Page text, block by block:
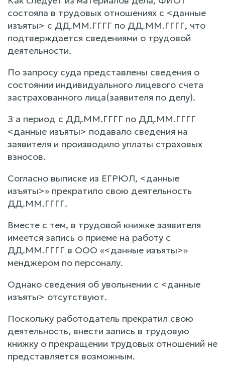
состояла в трудовых отношениях с <данные
изъяты> с ДД.ММ.ГГГГ по ДД.ММ.ГГГГ, что
подтверждается сведениями о трудовой
деятельности.
По запросу суда представлены сведения о
состоянии индивидуального лицевого счета
застрахованного лица(заявителя по делу).
З а период с ДД.ММ.ГГГГ по ДД.ММ.ГГГГ
<данные изъяты> подавало сведения на
заявителя и производило уплаты страховых
взносов.
Согласно выписке из ЕГРЮЛ, <данные
изъяты>» прекратило свою деятельность
ДД.ММ.ГГГГ.
Вместе с тем, в трудовой книжке заявителя
имеется запись о приеме на работу с
ДД.ММ.ГГГГ в ООО «<данные изъяты>»
менджером по персоналу.
Однако сведения об увольнении с <данные
изъяты> отсутствуют.
Поскольку работодатель прекратил свою
деятельность, внести запись в трудовую
книжку о прекращении трудовых отношений не
представляется возможным.